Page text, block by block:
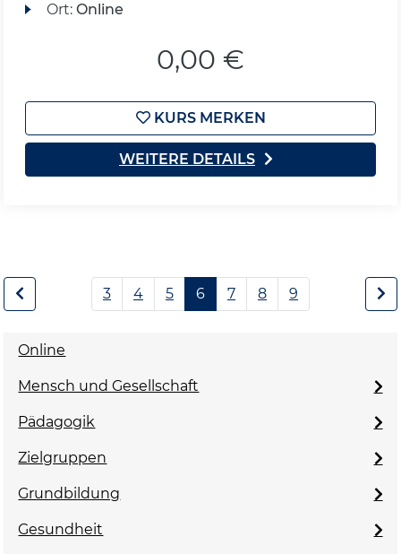
Ort: Online
0,00 €
KURS MERKEN
WEITERE DETAILS
3 4 5 6 7 8 9
Online
Mensch und Gesellschaft
Pädagogik
Zielgruppen
Grundbildung
Gesundheit